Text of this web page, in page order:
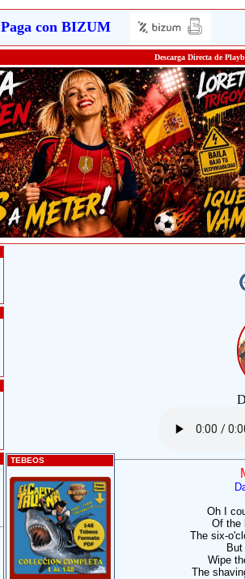
Paga con BIZUM
Descarga Directa de
TEBEOS
Oh I
Of the
The six-
Wipe
The